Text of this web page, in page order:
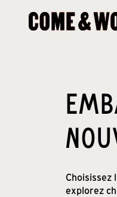
Choisissez
explorez